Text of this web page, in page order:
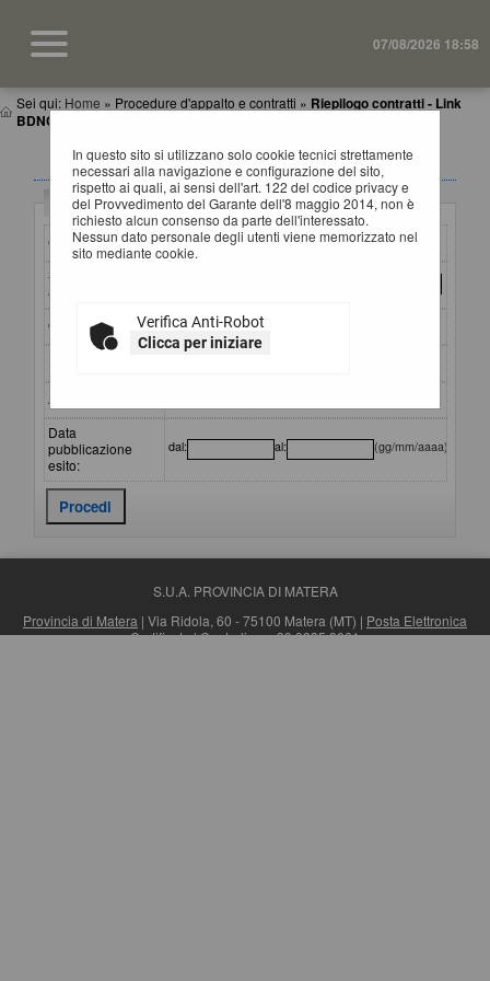
07/08/2026 18:58
Sei qui: Home » Procedure d'appalto e contratti » Riepilogo contratti - Link
BDNCP
In questo sito si utilizzano solo cookie tecnici strettamente
necessari alla navigazione e configurazione del sito,
rispetto ai quali, ai sensi dell'art. 122 del codice privacy e
del Provvedimento del Garante dell'8 maggio 2014, non è
richiesto alcun consenso da parte dell'interessato.
Nessun dato personale degli utenti viene memorizzato nel
sito mediante cookie.
Verifica Anti-Robot
Clicca per iniziare
RIEPILOGO CONTRATTI
Criteri di ricerca
CIG:
Stazione
appaltante :
Oggetto:
Aggiudicatario:
Data
pubblicazione
esito:
dal: al: (gg/mm/aaaa)
S.U.A. PROVINCIA DI MATERA
Provincia di Matera | Via Ridola, 60 - 75100 Matera (MT) | Posta Elettronica
Certificata| Centralino: +39 0835 3061